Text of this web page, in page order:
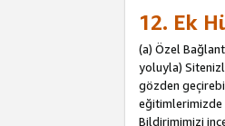
12. Ek
(a) Özel
yoluyla)
gözden
eğitimlerimizde
Bildirimimizi